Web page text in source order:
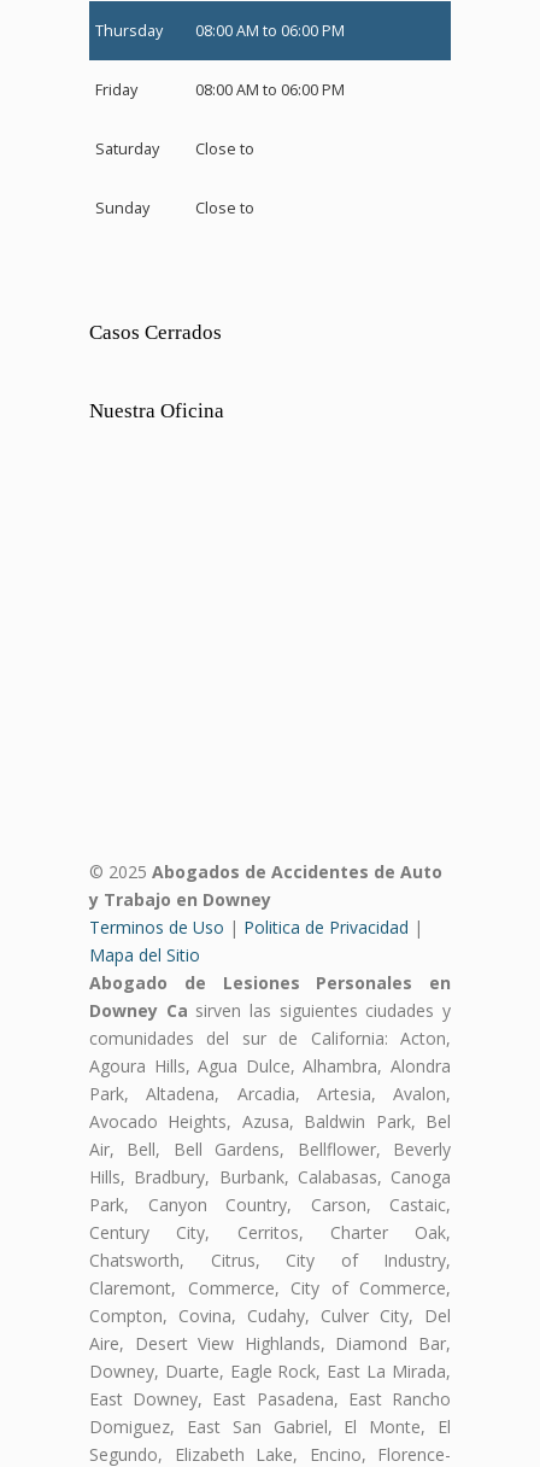
Thursday 08:00 AM to 06:00 PM
Friday 08:00 AM to 06:00 PM
Saturday Close to
Sunday Close to
Casos Cerrados
Nuestra Oficina
© 2025 Abogados de Accidentes de Auto
y Trabajo en Downey
Terminos de Uso | Politica de Privacidad |
Mapa del Sitio
Abogado de Lesiones Personales en
Downey Ca sirven las siguientes ciudades y
comunidades del sur de California: Acton,
Agoura Hills, Agua Dulce, Alhambra, Alondra
Park, Altadena, Arcadia, Artesia, Avalon,
Avocado Heights, Azusa, Baldwin Park, Bel
Air, Bell, Bell Gardens, Bellflower, Beverly
Hills, Bradbury, Burbank, Calabasas, Canoga
Park, Canyon Country, Carson, Castaic,
Century City, Cerritos, Charter Oak,
Chatsworth, Citrus, City of Industry,
Claremont, Commerce, City of Commerce,
Compton, Covina, Cudahy, Culver City, Del
Aire, Desert View Highlands, Diamond Bar,
Downey, Duarte, Eagle Rock, East La Mirada,
East Downey, East Pasadena, East Rancho
Domiguez, East San Gabriel, El Monte, El
Segundo, Elizabeth Lake, Encino, Florence-